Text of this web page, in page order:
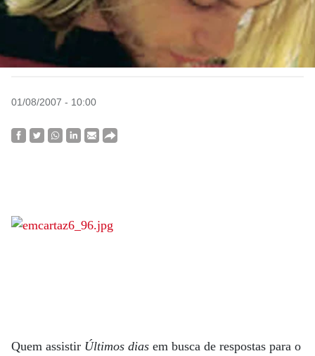
01/08/2007 - 10:00
Quem assistir Últimos dias em busca de respostas para o